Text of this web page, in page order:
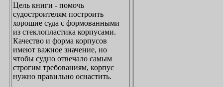
Цель книги - помочь
судостроителям построить
хорошие суда с формованными
из стеклопластика корпусами.
Качество и форма корпусов
имеют важное значение, но
чтобы судно отвечало самым
строгим требованиям, корпус
нужно правильно оснастить.